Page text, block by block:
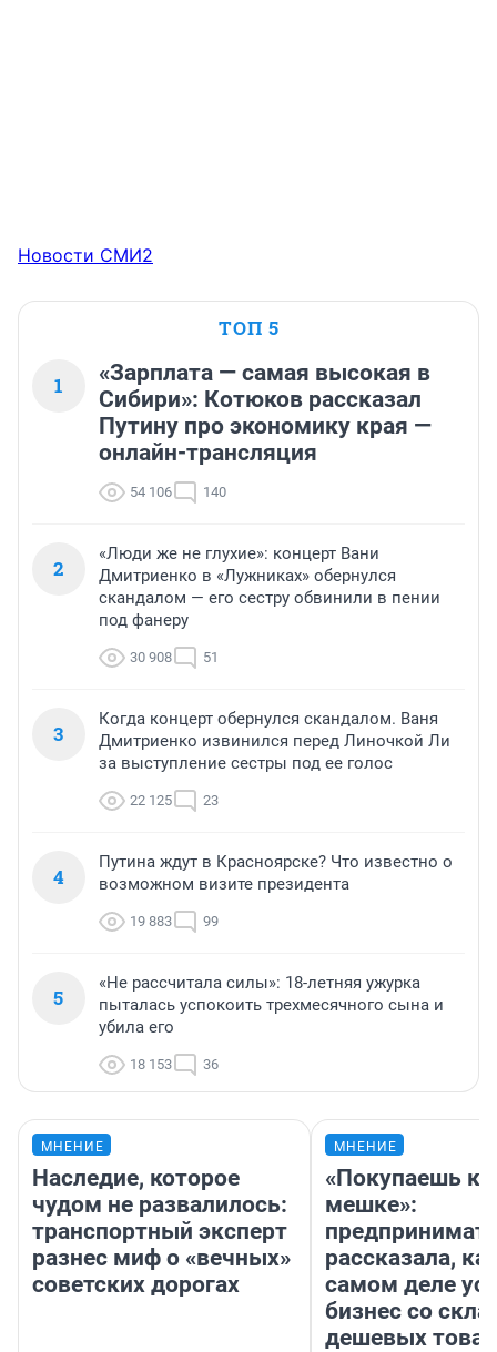
Новости СМИ2
ТОП 5
1
«Зарплата — самая высокая в
Сибири»: Котюков рассказал
Путину про экономику края —
онлайн-трансляция
54 106 140
2
«Люди же не глухие»: концерт Вани
Дмитриенко в «Лужниках» обернулся
скандалом — его сестру обвинили в пении
под фанеру
30 908 51
3
Когда концерт обернулся скандалом. Ваня
Дмитриенко извинился перед Линочкой Ли
за выступление сестры под ее голос
22 125 23
4
Путина ждут в Красноярске? Что известно о
возможном визите президента
19 883 99
5
«Не рассчитала силы»: 18-летняя ужурка
пыталась успокоить трехмесячного сына и
убила его
18 153 36
МНЕНИЕ
Наследие, которое
чудом не развалилось:
транспортный эксперт
разнес миф о «вечных»
советских дорогах
МНЕНИЕ
«Покупаешь
мешке»:
рассказала,
самом деле
бизнес со
дешевых